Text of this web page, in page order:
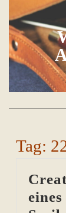
to
content
Tag: